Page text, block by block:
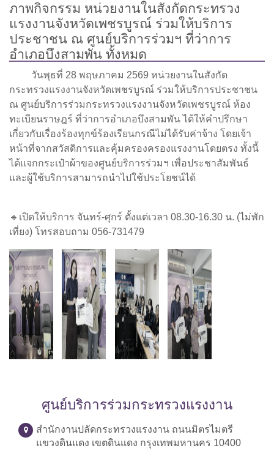
ภาพกิจกรรม หน่วยงานในสังกัดกระทรวง
แรงงานจังหวัดเพชรบูรณ์​ ร่วมให้บริการ
ประชาชน ณ ศูนย์บริการร่วมฯ ที่ว่าการ​
อำเภอ​บึงสามพัน​ ทั้งหมด
วันพุธที่ 28 พฤษภาคม 2569 หน่วยงานในสังกัด
กระทรวงแรงงานจังหวัดเพชรบูรณ์​ ร่วมให้บริการประชาชน
ณ ศูนย์บริการร่วมกระทรวงแรงงานจังหวัดเพชรบูรณ์​ ห้อง
ทะเบียน​ราษฎร์​ ที่ว่าการ​อำเภอ​บึงสามพัน​ ได้ให้คำปรึกษา​
เกี่ยวกับเรื่องร้องทุกข์​ร้องเรียน​กรณีไม่ได้รับค่าจ้าง​ โดยเจ้า
หน้าที่​จากสวัสดิการ​และ​คุ้มครอง​ครองแรงงานโดยตรง​ ทั้งนี้
ได้แจกกระเป๋า​ผ้าของศูนย์​บริการ​ร่วมฯ​ เพื่อประชาสัมพันธ์​
และผู้ใช้บริการ​สามารถ​นำไปใช้ประโยชน์​ได้​
🔹​เปิดให้บริการ จันทร์-ศุกร์ ตั้งแต่เวลา 08.30-16.30 น. (ไม่พัก
เที่ยง)​ โทรสอบถาม​ 056-731479
ศูนย์บริการร่วมกระทรวงแรงงาน
สำนักงานปลัดกระทรวงแรงงาน ถนนมิตรไมตรี
แขวงดินแดง เขตดินแดง กรุงเทพมหานคร 10400